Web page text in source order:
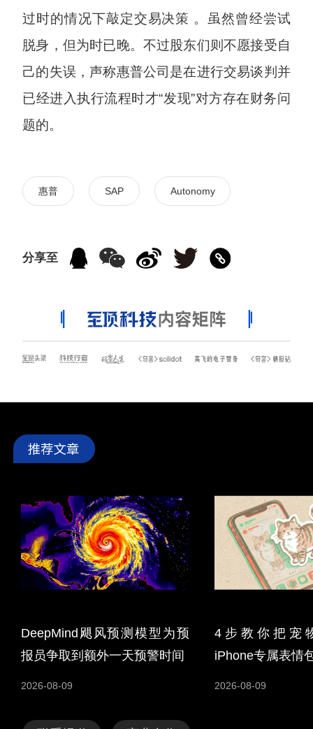
过时的情况下敲定交易决策 。虽然曾经尝试
脱身，但为时已晚。不过股东们则不愿接受自
己的失误，声称惠普公司是在进行交易谈判并
已经进入执行流程时才“发现”对方存在财务问
题的。
惠普 SAP Autonomy
分享至
DeepMind飓风预测模型为预
报员争取到额外一天预警时间
2026-08-09
4步教你把宠
iPhone专属表情
2026-08-09